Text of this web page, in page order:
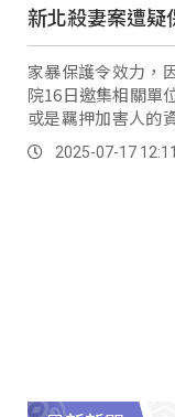
新北殺妻案遭疑
家暴保護令效力，
院16日邀集相關單
或是羈押加害人的
錄，而最關鍵的就
2025-07-17 12:11